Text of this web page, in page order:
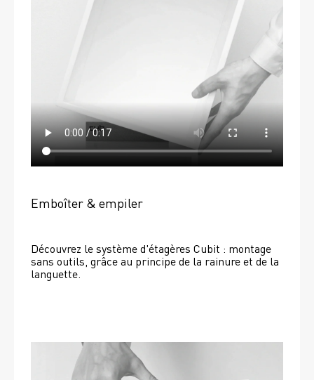
Emboîter & empiler
Découvrez le système d'étagères Cubit : montage
sans outils, grâce au principe de la rainure et de la
languette.